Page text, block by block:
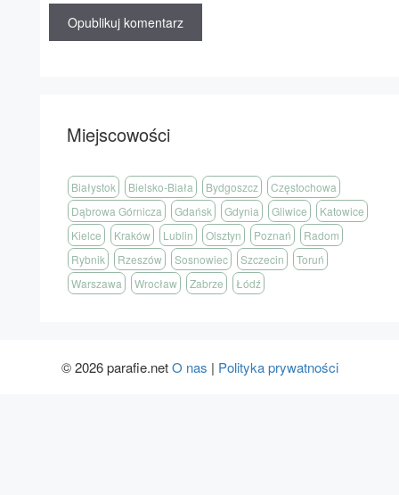
Miejscowości
Białystok Bielsko-Biała Bydgoszcz
Częstochowa
Dąbrowa Górnicza
Gdańsk Gdynia Gliwice
Katowice
Kielce
Kraków Lublin Olsztyn Poznań
Radom
Rybnik
Rzeszów Sosnowiec Szczecin
Toruń
Warszawa
Wrocław Zabrze Łódź
© 2026 parafie.netO nas | Polityka prywatności